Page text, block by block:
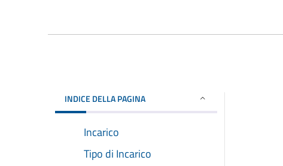
INDICE DELLA PAGINA
Incarico
Tipo di Incarico